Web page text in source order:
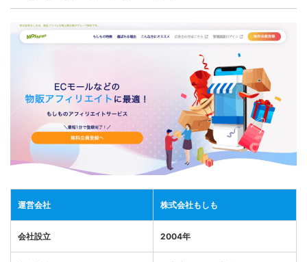
運営会社 株式会社もしも
会社設立 2004年